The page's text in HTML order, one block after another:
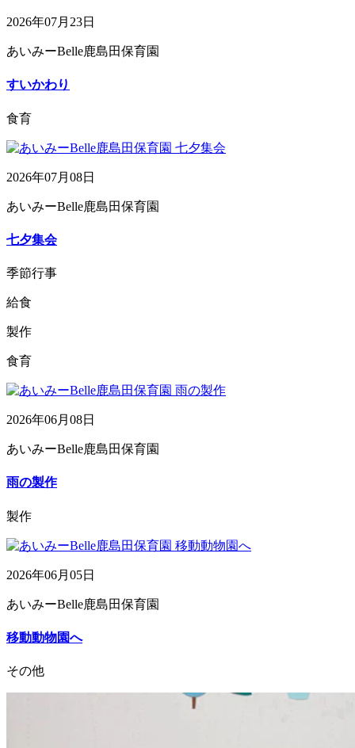
2026年07月23日
あいみーBelle鹿島田保育園
すいかわり
食育
2026年07月08日
あいみーBelle鹿島田保育園
七夕集会
季節行事
給食
製作
食育
2026年06月08日
あいみーBelle鹿島田保育園
雨の製作
製作
2026年06月05日
あいみーBelle鹿島田保育園
移動動物園へ
その他